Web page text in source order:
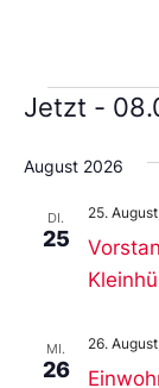
Jetzt -
Sie
das
aus.
August 2026
DI.
25
25.
MI.
26
26.